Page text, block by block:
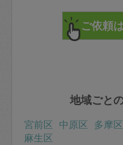
地域ごと
宮前区 中原区 多摩区
麻生区